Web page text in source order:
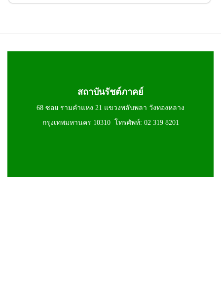
สถาบันรัชต์ภาคย์
68 ซอย รามคำแหง 21 แขวงพลับพลา วังทองหลาง
กรุงเทพมหานคร 10310 โทรศัพท์: 02 319 8201